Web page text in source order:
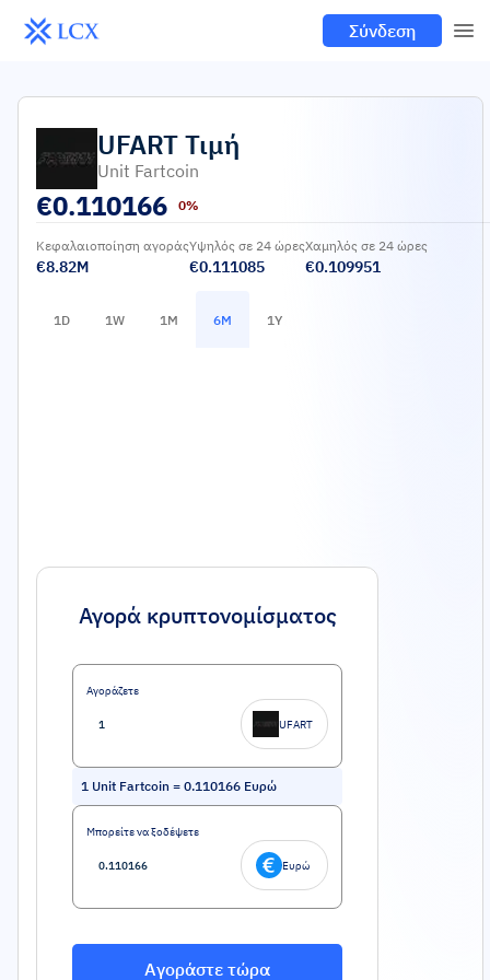
Σύνδεση
UFARTΤιμή
Unit Fartcoin
€0.110166 0%
Κεφαλαιοποίηση αγοράς
€8.82M
Υψηλός σε 24 ώρες
€0.111085
Χαμηλός σε 24 ώρες
€0.109951
1D 1W 1M 6M 1Y
Αγορά κρυπτονομίσματος
Αγοράζετε
UFART
1 Unit Fartcoin = 0.110166 Ευρώ
Μπορείτε να ξοδέψετε
Ευρώ
Αγοράστε τώρα